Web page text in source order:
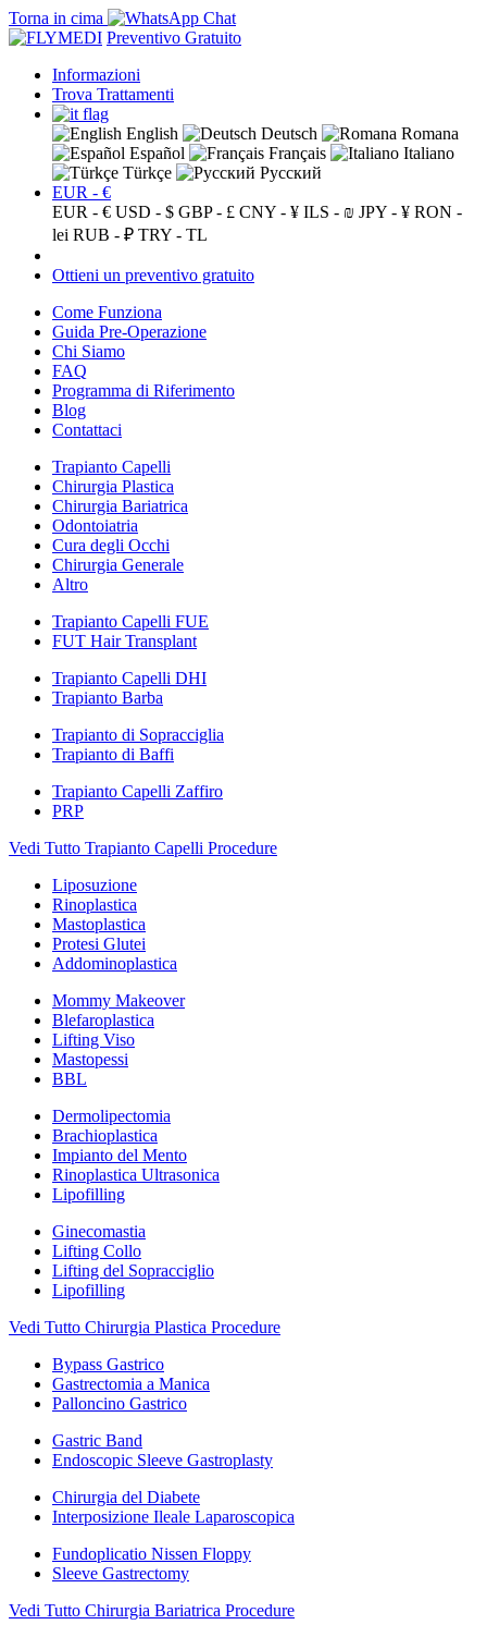
Torna in cima
Preventivo Gratuito
Informazioni
Trova Trattamenti
English Deutsch
Romana
Español
Français
Italiano
Türkçe
Русский
EUR - €
EUR - € USD - $ GBP - £ CNY - ¥ ILS - ₪ JPY - ¥ RON -
lei RUB - ₽ TRY - TL
Ottieni un preventivo gratuito
Come Funziona
Guida Pre-Operazione
Chi Siamo
FAQ
Programma di Riferimento
Blog
Contattaci
Trapianto Capelli
Chirurgia Plastica
Chirurgia Bariatrica
Odontoiatria
Cura degli Occhi
Chirurgia Generale
Altro
Trapianto Capelli FUE
FUT Hair Transplant
Trapianto Capelli DHI
Trapianto Barba
Trapianto di Sopracciglia
Trapianto di Baffi
Trapianto Capelli Zaffiro
PRP
Vedi Tutto Trapianto Capelli Procedure
Liposuzione
Rinoplastica
Mastoplastica
Protesi Glutei
Addominoplastica
Mommy Makeover
Blefaroplastica
Lifting Viso
Mastopessi
BBL
Dermolipectomia
Brachioplastica
Impianto del Mento
Rinoplastica Ultrasonica
Lipofilling
Ginecomastia
Lifting Collo
Lifting del Sopracciglio
Lipofilling
Vedi Tutto Chirurgia Plastica Procedure
Bypass Gastrico
Gastrectomia a Manica
Palloncino Gastrico
Gastric Band
Endoscopic Sleeve Gastroplasty
Chirurgia del Diabete
Interposizione Ileale Laparoscopica
Fundoplicatio Nissen Floppy
Sleeve Gastrectomy
Vedi Tutto Chirurgia Bariatrica Procedure